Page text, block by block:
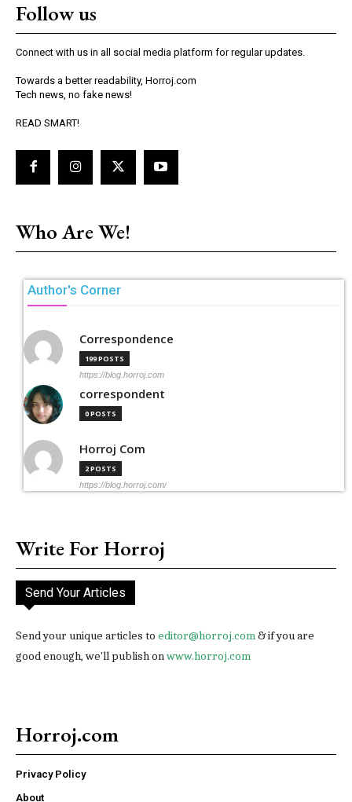
Follow us
Connect with us in all social media platform for regular updates.
Towards a better readability, Horroj.com
Tech news, no fake news!
READ SMART!
Who Are We!
Author's Corner
Correspondence
199 POSTS
https://blog.horroj.com
correspondent
0 POSTS
Horroj Com
2 POSTS
https://blog.horroj.com/
Write For Horroj
Send Your Articles
Send your unique articles to editor@horroj.com& if you are
good enough, we'll publish onwww.horroj.com
Horroj.com
Privacy Policy
About